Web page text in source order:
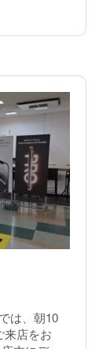
は、朝10
来店をお